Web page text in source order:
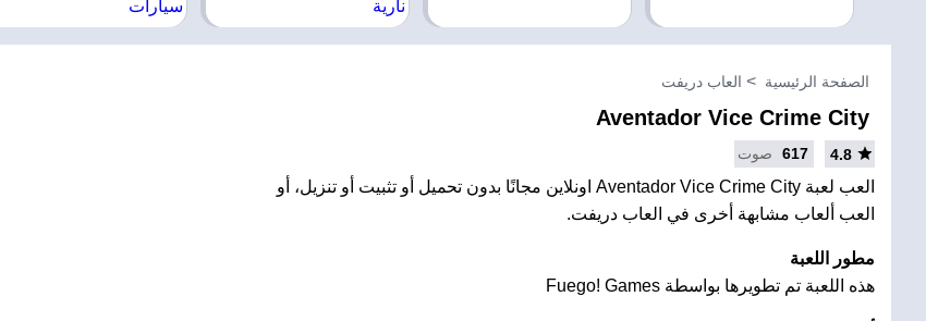
الصفحة الرئيسية العاب دريفت
Aventador Vice Crime City
4.8
617 صوت
العب لعبة Aventador Vice Crime City اونلاين مجانًا بدون تحميل أو تثبيت أو تنزيل، أو
العب ألعاب مشابهة أخرى في العاب دريفت.
مطور اللعبة
هذه اللعبة تم تطويرها بواسطة Fuego! Games